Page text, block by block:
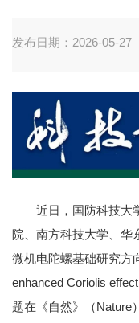
发布日期：2026-05-27
近日，国防科技大
院、南方科技大学、华
微机电陀螺基础研究方
enhanced Coriolis
题在《自然》（Nature